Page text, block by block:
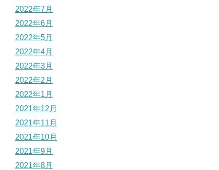
2022年7月
2022年6月
2022年5月
2022年4月
2022年3月
2022年2月
2022年1月
2021年12月
2021年11月
2021年10月
2021年9月
2021年8月